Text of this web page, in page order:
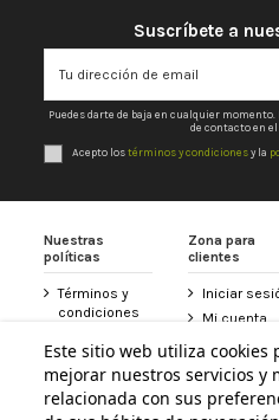
Suscríbete a
Puedes darte de baja en cualquier
de contacto en el
Acepto lostérminos y condicionesy la
Nuestras
políticas
Términos y
condiciones
privacidad
Aviso legal
Política de
Zona para
clientes
Iniciar
Mi cuenta
Historial de
pedidos
Floristería
Este sitio web utiliza cookies
mejorar nuestros servicios y
relacionada con sus